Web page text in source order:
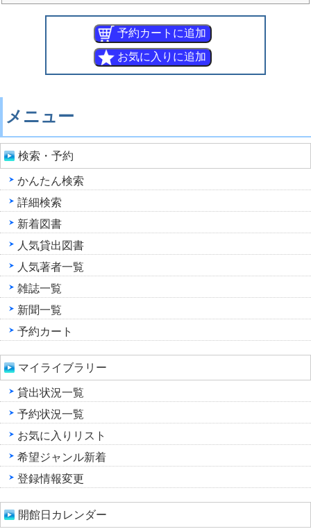
メニュー
検索・予約
かんたん検索
詳細検索
新着図書
人気貸出図書
人気著者一覧
雑誌一覧
新聞一覧
予約カート
マイライブラリー
貸出状況一覧
予約状況一覧
お気に入りリスト
希望ジャンル新着
登録情報変更
開館日カレンダー